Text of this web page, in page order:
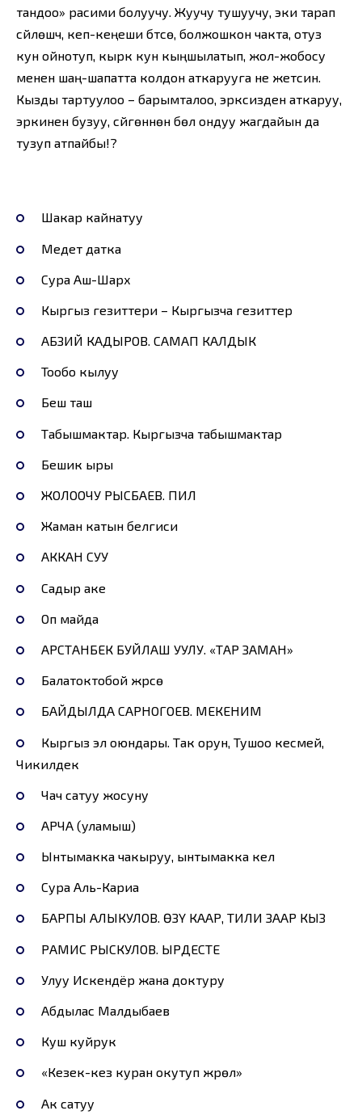
тандоо» расими болуучу. Жуучу тушуучу, эки тарап
сүйлөшчү, кеп-кеңеши бүтсө, болжошкон чакта, отуз
кун ойнотуп, кырк кун кыңшылатып, жол-жобосу
менен шаң-шапатта колдон аткарууга не жетсин.
Кызды тартуулоо – барымталоо, эрксизден аткаруу,
эркинен бузуу, сүйгөнүнөн бөлүү ондуу жагдайын да
тузуп атпайбы!?
Шакар кайнатуу
Медет датка
Сура Аш-Шарх
Кыргыз гезиттери – Кыргызча гезиттер
АБЗИЙ КАДЫРОВ. САМАП КАЛДЫК
Тообо кылуу
Беш таш
Табышмактар. Кыргызча табышмактар
Бешик ыры
ЖОЛООЧУ РЫСБАЕВ. ПИЛ
Жаман катын белгиси
АККАН СУУ
Садыр аке
Оп майда
АРСТАНБЕК БУЙЛАШ УУЛУ. «ТАР ЗАМАН»
Балатоктобой жүрсө
БАЙДЫЛДА САРНОГОЕВ. МЕКЕНИМ
Кыргыз эл оюндары. Так орун, Тушоо кесмей,
Чикилдек
Чач сатуу жосуну
АРЧА (уламыш)
Ынтымакка чакыруу, ынтымакка келүү
Сура Аль-Кариа
БАРПЫ АЛЫКУЛОВ. ӨЗҮ КААР, ТИЛИ ЗААР КЫЗ
РАМИС РЫСКУЛОВ. ЫРДЕСТЕ
Улуу Искендёр жана доктуру
Абдылас Малдыбаев
Куш куйрук
«Кезек-кез куран окутуп жүрөлү»
Ак сатуу